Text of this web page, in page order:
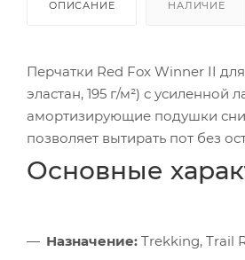
ОПИСАНИЕ НАЛИЧИЕ
Перчатки Red Fox Winner II
эластан, 195 г/м²) с усиленной
амортизирующие подушки
позволяет вытирать пот без
Основные
Назначение: Trekking, Trail